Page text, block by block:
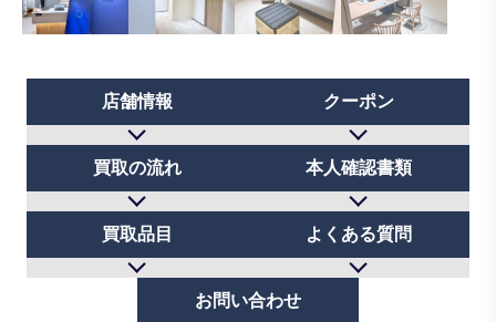
店舗情報 クーポン
買取の流れ 本人確認書類
買取品目 よくある質問
お問い合わせ